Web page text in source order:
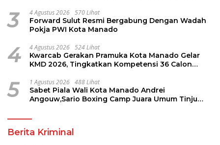
3 4 Agustus 2026 570 Lihat
Forward Sulut Resmi Bergabung Dengan Wadah
Pokja PWI Kota Manado
4 4 Agustus 2026 524 Lihat
Kwarcab Gerakan Pramuka Kota Manado Gelar
KMD 2026, Tingkatkan Kompetensi 36 Calon
5 1 Agustus 2026 488 Lihat
Sabet Piala Wali Kota Manado Andrei
Angouw,Sario Boxing Camp Juara Umum Tinju
Berita Kriminal